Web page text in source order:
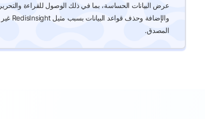
عرض البيانات الحساسة، بما في ذلك الوصول للقراءة والتحرير
والإضافة وحذف قواعد البيانات بسبب مثيل RedisInsight غير
المصدق.